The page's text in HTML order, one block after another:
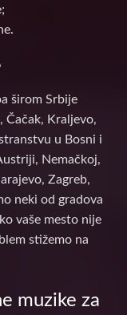
širom Srbije
Čačak, Kraljevo,
u Bosni i
Nemačkoj,
Zagreb,
neki od gradova
vaše mesto nije
stižemo na
muzike za